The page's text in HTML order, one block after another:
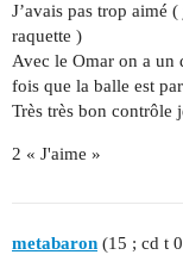
J’avais pas trop aimé
raquette )
Avec le Omar on a un
fois que la balle est
Très très bon contrôle
2 « J'aime »
metabaron (15 ; cd t